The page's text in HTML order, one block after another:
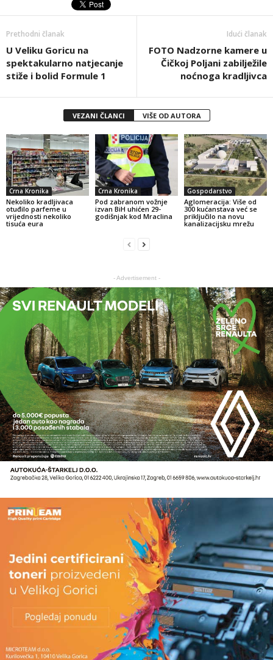
Prethodni članak
U Veliku Goricu na
spektakularno natjecanje
stiže i bolid Formule 1
Idući članak
FOTO Nadzorne kamere u
Čičkoj Poljani zabilježile
noćnoga kradljivca
VEZANI ČLANCI VIŠE OD AUTORA
Crna Kronika
Nekoliko kradljivaca
otuđilo parfeme u
vrijednosti nekoliko
tisuća eura
Crna Kronika
Pod zabranom vožnje
izvan BiH uhićen 29-
godišnjak kod Mraclina
Gospodarstvo
Aglomeracija: Više od
300 kućanstava već se
priključilo na novu
kanalizacijsku mrežu
- Advertisement -